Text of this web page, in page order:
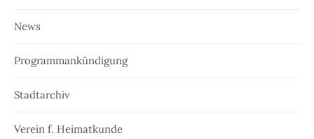
News
Programmankündigung
Stadtarchiv
Verein f. Heimatkunde